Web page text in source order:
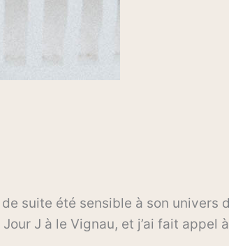
suite été sensible à son univers
J à le Vignau, et j’ai fait appel